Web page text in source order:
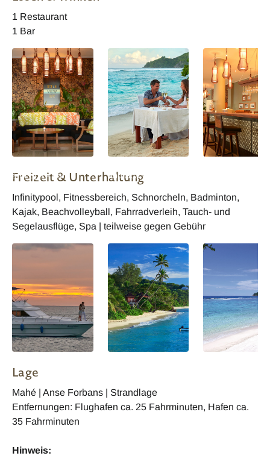
1 Restaurant
1 Bar
and Spa - Bar
and Spa - Dinner am
Freizeit & Unterhaltung
Infinitypool, Fitnessbereich, Schnorcheln, Badminton,
Kajak, Beachvolleyball, Fahrradverleih, Tauch- und
Segelausflüge, Spa | teilweise gegen Gebühr
Lage
Mahé | Anse Forbans | Strandlage
Entfernungen: Flughafen ca. 25 Fahrminuten, Hafen ca.
35 Fahrminuten
Hinweis: